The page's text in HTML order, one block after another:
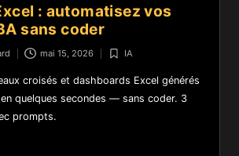
: automatisez vos
sans coder
mai 15, 2026 IA
croisés et dashboards Excel générés
quelques secondes — sans coder. 3
prompts.